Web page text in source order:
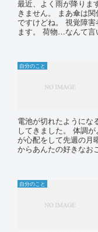
最近、よく雨が降りま
きません。 まあ傘は
ですけどね。 視覚障
ます。 荷物…なんて言
自分のこと
電池が切れたようにな
してきました。 体調
が心配をして先週の月
からあんたの好きなお
自分のこと